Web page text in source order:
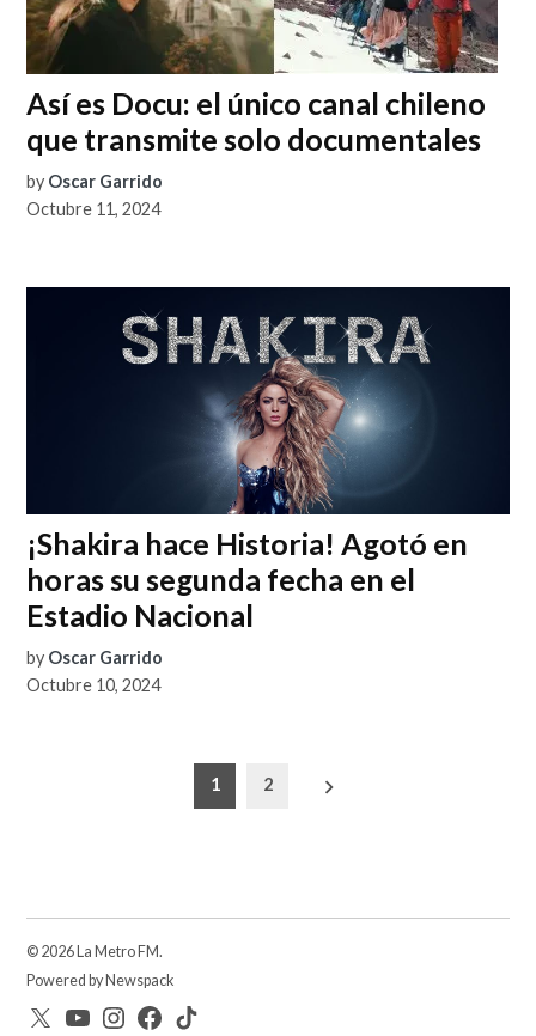
Así es Docu: el único canal chileno
que transmite solo documentales
by Oscar Garrido
Octubre 11, 2024
¡Shakira hace Historia! Agotó en
horas su segunda fecha en el
Estadio Nacional
by Oscar Garrido
Octubre 10, 2024
1 2
© 2026 La Metro FM.
Powered by Newspack
TwitterYouTubeInstagramfacebookTikTok